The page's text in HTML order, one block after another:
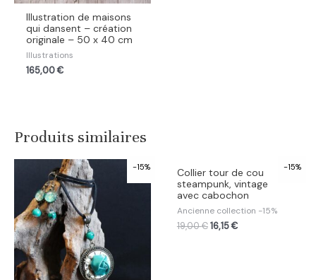
Illustration de maisons
qui dansent – création
originale – 50 x 40 cm
Illustrations
165,00€
Produits similaires
-15% -15%
Collier tour de cou
steampunk, vintage
avec cabochon
Ancienne collection -15%
19,00€ 16,15€